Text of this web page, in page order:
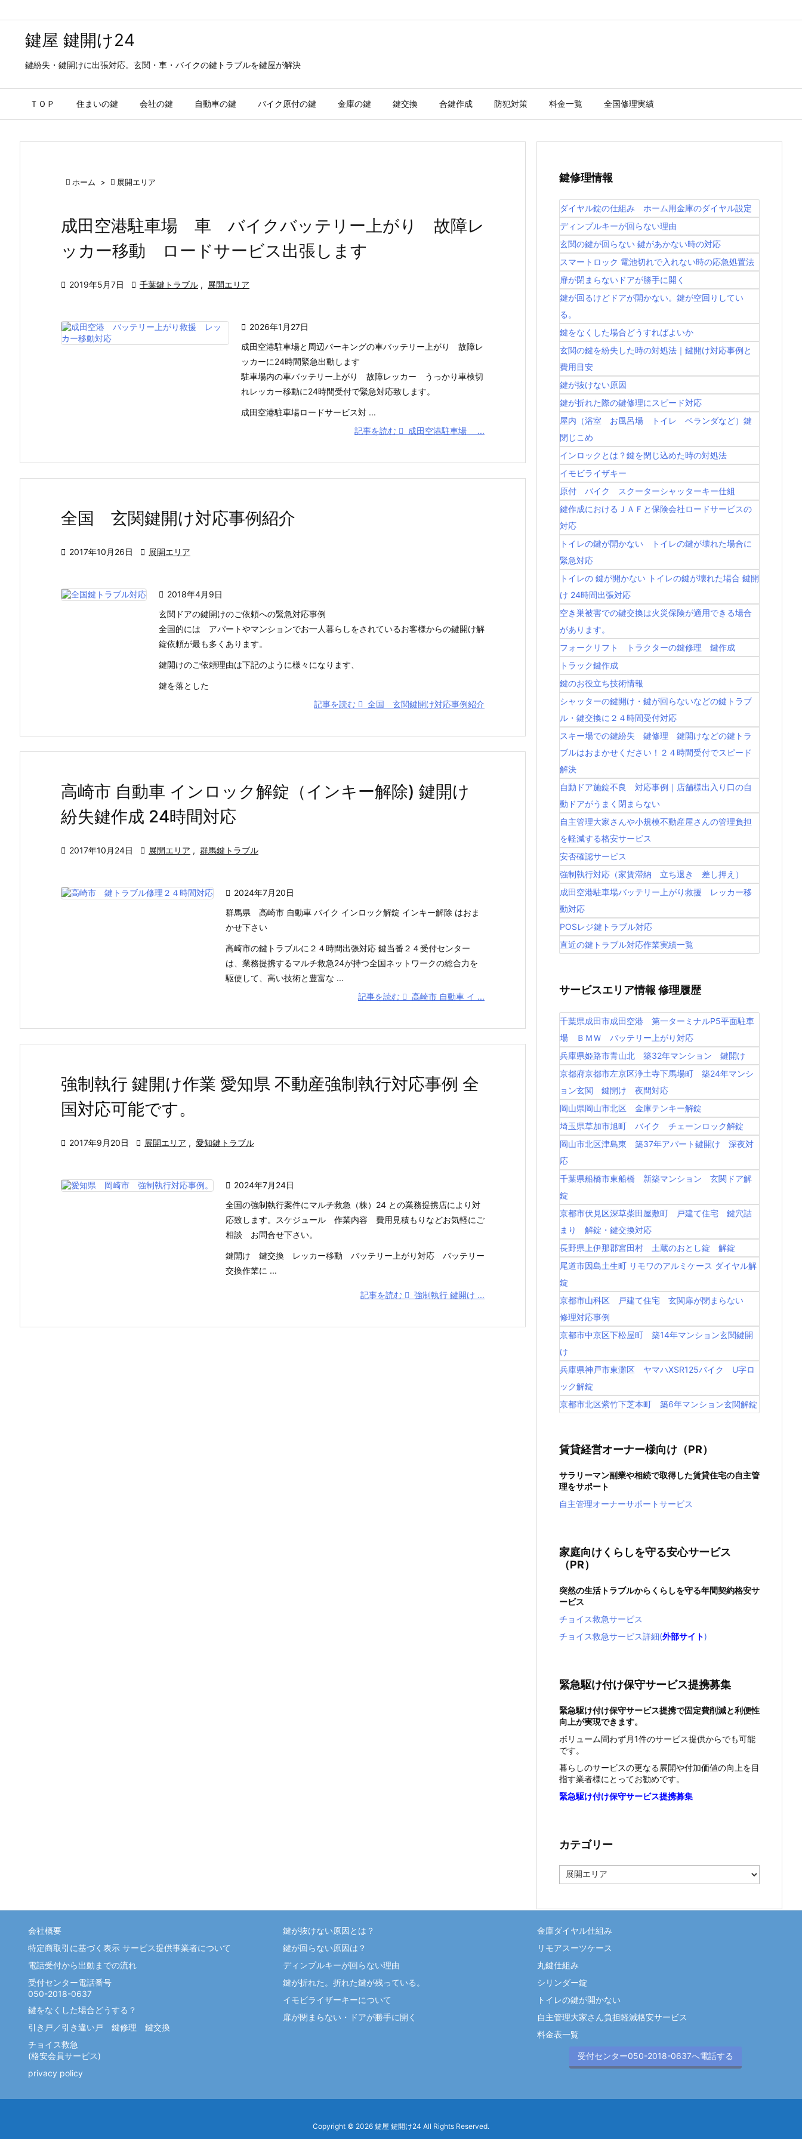
鍵屋 鍵開け24
鍵紛失・鍵開けに出張対応。玄関・車・バイクの鍵トラブルを鍵屋が解決
ＴＯＰ 住まいの鍵 会社の鍵 自動車の鍵 バイク原付の鍵 金庫の鍵 鍵交換 合鍵作成 防犯対策 料金一覧 全国修理実績
 ホーム >  展開エリア
成田空港駐車場 車 バイクバッテリー上がり 故障レ
ッカー移動 ロードサービス出張します
 2019年5月7日  千葉鍵トラブル , 展開エリア
 2026年1月27日
成田空港駐車場と周辺パーキングの車バッテリー上がり 故障レ
ッカーに24時間緊急出動します
駐車場内の車バッテリー上がり 故障レッカー うっかり車検切
れレッカー移動に24時間受付で緊急対応致します。
成田空港駐車場ロードサービス対 ...
記事を読む
成田空港駐車場 ...
全国 玄関鍵開け対応事例紹介
 2017年10月26日  展開エリア
 2018年4月9日
玄関ドアの鍵開けのご依頼への緊急対応事例
全国的には アパートやマンションでお一人暮らしをされているお客様からの鍵開け解
錠依頼が最も多くあります。
鍵開けのご依頼理由は下記のように様々になります、
鍵を落とした
記事を読む
全国 玄関鍵開け対応事例紹介
高崎市 自動車 インロック解錠（インキー解除) 鍵開け
紛失鍵作成 24時間対応
 2017年10月24日  展開エリア , 群馬鍵トラブル
 2024年7月20日
群馬県 高崎市 自動車 バイク インロック解錠 インキー解除 はおま
かせ下さい
高崎市の鍵トラブルに２４時間出張対応 鍵当番２４受付センター
は、業務提携するマルチ救急24が持つ全国ネットワークの総合力を
駆使して、高い技術と豊富な ...
記事を読む
高崎市 自動車 イ ...
強制執行 鍵開け作業 愛知県 不動産強制執行対応事例 全
国対応可能です。
 2017年9月20日  展開エリア , 愛知鍵トラブル
 2024年7月24日
全国の強制執行案件にマルチ救急（株）24 との業務提携店により対
応致します。スケジュール 作業内容 費用見積もりなどお気軽にご
相談 お問合せ下さい。
鍵開け 鍵交換 レッカー移動 バッテリー上がり対応 バッテリー
交換作業に ...
記事を読む 強制執行 鍵開け ...
鍵修理情報
ダイヤル錠の仕組み ホーム用金庫のダイヤル設定
ディンプルキーが回らない理由
玄関の鍵が回らない 鍵があかない時の対応
スマートロック 電池切れで入れない時の応急処置法
扉が閉まらないドアが勝手に開く
鍵が回るけどドアが開かない。鍵が空回りしてい
る。
鍵をなくした場合どうすればよいか
玄関の鍵を紛失した時の対処法｜鍵開け対応事例と
費用目安
鍵が抜けない原因
鍵が折れた際の鍵修理にスピード対応
屋内（浴室 お風呂場 トイレ ベランダなど）鍵
閉じこめ
インロックとは？鍵を閉じ込めた時の対処法
イモビライザキー
原付 バイク スクーターシャッターキー仕組
鍵作成におけるＪＡＦと保険会社ロードサービスの
対応
トイレの鍵が開かない トイレの鍵が壊れた場合に
緊急対応
トイレの 鍵が開かない トイレの鍵が壊れた場合 鍵開
け 24時間出張対応
空き巣被害での鍵交換は火災保険が適用できる場合
があります。
フォークリフト トラクターの鍵修理 鍵作成
トラック鍵作成
鍵のお役立ち技術情報
シャッターの鍵開け・鍵が回らないなどの鍵トラブ
ル・鍵交換に２４時間受付対応
スキー場での鍵紛失 鍵修理 鍵開けなどの鍵トラ
ブルはおまかせください！２４時間受付でスピード
解決
自動ドア施錠不良 対応事例｜店舗様出入り口の自
動ドアがうまく閉まらない
自主管理大家さんや小規模不動産屋さんの管理負担
を軽減する格安サービス
安否確認サービス
強制執行対応（家賃滞納 立ち退き 差し押え）
成田空港駐車場バッテリー上がり救援 レッカー移
動対応
POSレジ鍵トラブル対応
直近の鍵トラブル対応作業実績一覧
サービスエリア情報 修理履歴
千葉県成田市成田空港 第一ターミナルP5平面駐車
場 ＢＭＷ バッテリー上がり対応
兵庫県姫路市青山北 築32年マンション 鍵開け
京都府京都市左京区浄土寺下馬場町 築24年マンシ
ョン玄関 鍵開け 夜間対応
岡山県岡山市北区 金庫テンキー解錠
埼玉県草加市旭町 バイク チェーンロック解錠
岡山市北区津島東 築37年アパート鍵開け 深夜対
応
千葉県船橋市東船橋 新築マンション 玄関ドア解
錠
京都市伏見区深草柴田屋敷町 戸建て住宅 鍵穴詰
まり 解錠・鍵交換対応
長野県上伊那郡宮田村 土蔵のおとし錠 解錠
尾道市因島土生町 リモワのアルミケース ダイヤル解
錠
京都市山科区 戸建て住宅 玄関扉が閉まらない
修理対応事例
京都市中京区下松屋町 築14年マンション玄関鍵開
け
兵庫県神戸市東灘区 ヤマハXSR125バイク U字ロ
ック解錠
京都市北区紫竹下芝本町 築6年マンション玄関解錠
賃貸経営オーナー様向け（PR）
サラリーマン副業や相続で取得した賃貸住宅の自主管
理をサポート
自主管理オーナーサポートサービス
家庭向けくらしを守る安心サービス
（PR）
突然の生活トラブルからくらしを守る年間契約格安サ
ービス
チョイス救急サービス
チョイス救急サービス詳細(外部サイト)
緊急駆け付け保守サービス提携募集
緊急駆け付け保守サービス提携で固定費削減と利便性
向上が実現できます。
ボリューム問わず月1件のサービス提供からでも可能
です。
暮らしのサービスの更なる展開や付加価値の向上を目
指す業者様にとってお勧めです。
緊急駆け付け保守サービス提携募集
カテゴリー
カ
テ
会社概要
特定商取引に基づく表示 サービス提供事業者について
電話受付から出動までの流れ
受付センター電話番号
050-2018-0637
鍵をなくした場合どうする？
引き戸／引き違い戸 鍵修理 鍵交換
チョイス救急
(格安会員サービス)
privacy policy
鍵が抜けない原因とは？
鍵が回らない原因は？
ディンプルキーが回らない理由
鍵が折れた。折れた鍵が残っている。
イモビライザーキーについて
扉が閉まらない・ドアが勝手に開く
金庫ダイヤル仕組み
リモアスーツケース
丸鍵仕組み
シリンダー錠
トイレの鍵が開かない
自主管理大家さん負担軽減格安サービス
料金表一覧
受付センター050-2018-0637へ電話する
Copyright © 2026 鍵屋 鍵開け24 All Rights Reserved.